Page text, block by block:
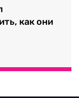
как они